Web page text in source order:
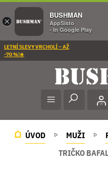
LETNÍ SLEVY VRCHOLÍ – AŽ
-70 %!☀️
ÚVOD MUŽI
TRIČKO
×
BUSHMAN
AppSisto
- In Google Play